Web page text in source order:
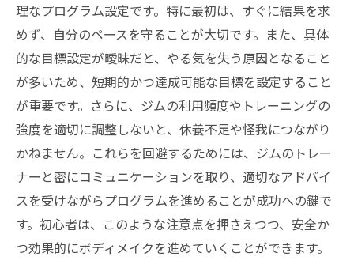
理なプログラム設定です。特に最初は、すぐに結果を求
めず、自分のペースを守ることが大切です。また、具体
的な目標設定が曖昧だと、やる気を失う原因となること
が多いため、短期的かつ達成可能な目標を設定すること
が重要です。さらに、ジムの利用頻度やトレーニングの
強度を適切に調整しないと、休養不足や怪我につながり
かねません。これらを回避するためには、ジムのトレー
ナーと密にコミュニケーションを取り、適切なアドバイ
スを受けながらプログラムを進めることが成功への鍵で
す。初心者は、このような注意点を押さえつつ、安全か
つ効果的にボディメイクを進めていくことができます。